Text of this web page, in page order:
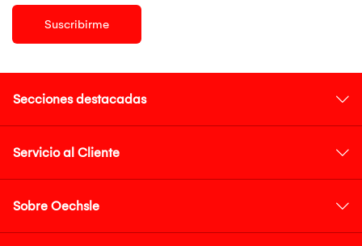
Suscribirme
Secciones destacadas
Servicio al Cliente
Sobre Oechsle